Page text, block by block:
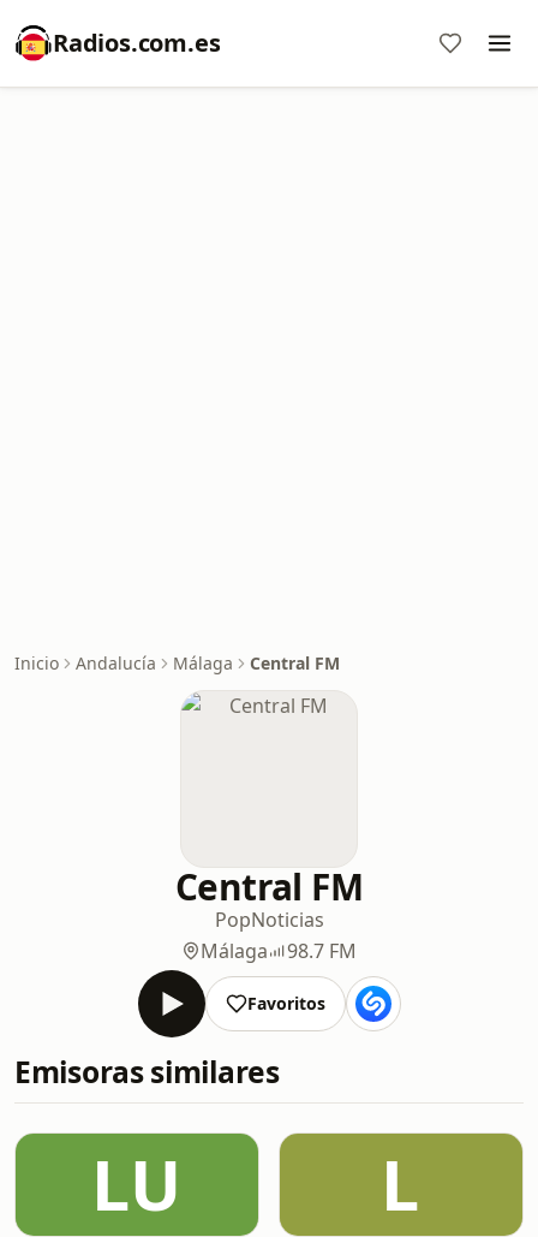
Radios.com.es
Inicio Andalucía Málaga Central FM
Central FM
PopNoticias
Málaga
98.7 FM
Favoritos
Emisoras similares
LU L